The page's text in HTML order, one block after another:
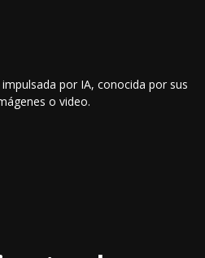
por IA, conocida por sus
o video.